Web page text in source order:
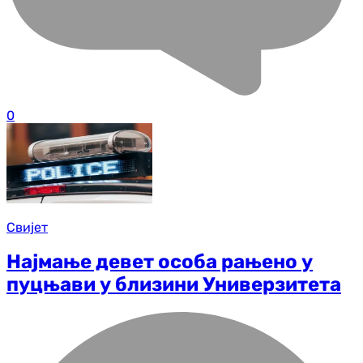
0
Свијет
Најмање девет особа рањено у
пуцњави у близини Универзитета